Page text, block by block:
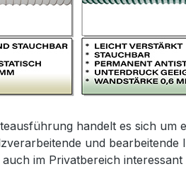
handelt es sich
und
im Privatbereich